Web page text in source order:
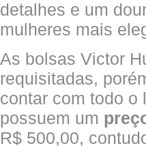
detalhes e um
mulheres mais
As bolsas Victor
requisitadas,
contar com todo o
possuem um
R$ 500,00,